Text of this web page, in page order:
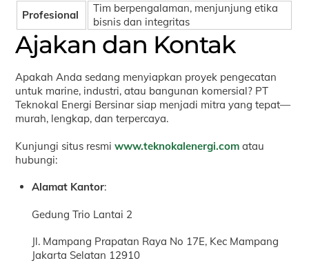
Profesional
Tim berpengalaman, menjunjung etika
bisnis dan integritas
Ajakan dan Kontak
Apakah Anda sedang menyiapkan proyek pengecatan
untuk marine, industri, atau bangunan komersial? PT
Teknokal Energi Bersinar siap menjadi mitra yang tepat—
murah, lengkap, dan terpercaya.
Kunjungi situs resmiwww.teknokalenergi.com atau
hubungi:
Alamat Kantor:
Gedung Trio Lantai 2
Jl. Mampang Prapatan Raya No 17E, Kec Mampang
Jakarta Selatan 12910